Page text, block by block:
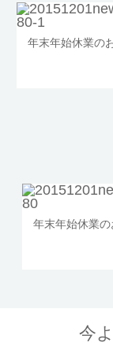
年末年始休業の
年末年始休業
今